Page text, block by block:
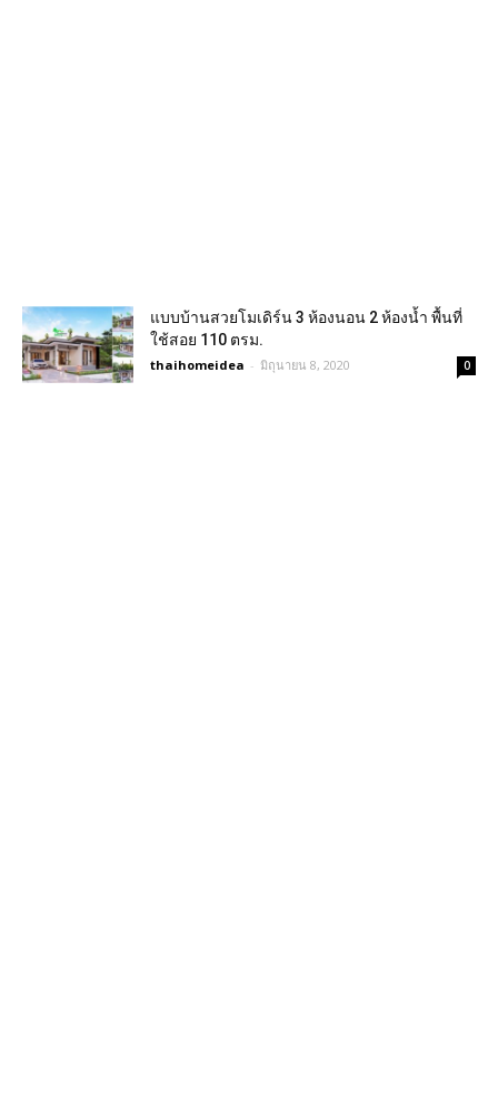
แบบบ้านสวยโมเดิร์น 3 ห้องนอน 2 ห้องน้ำ พื้นที่
ใช้สอย 110 ตรม.
thaihomeidea - มิถุนายน 8, 2020 0